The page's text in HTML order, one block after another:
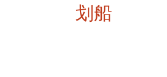
划船